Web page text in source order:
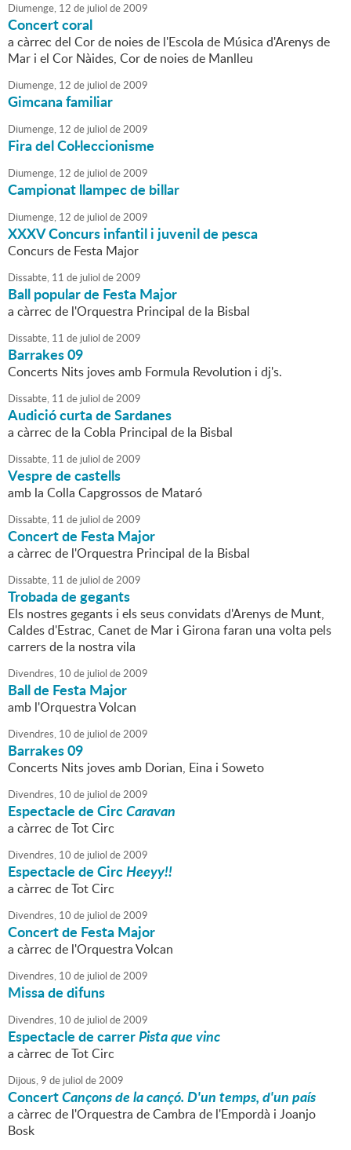
Diumenge, 12 de juliol de2009
Concert coral
a càrrec del Cor de noies de l'Escola de Música d'Arenys de
Mar i el Cor Nàides, Cor de noies de Manlleu
Diumenge, 12 de juliol de2009
Gimcana familiar
Diumenge, 12 de juliol de2009
Fira del Col·leccionisme
Diumenge, 12 de juliol de2009
Campionat llampec de billar
Diumenge, 12 de juliol de2009
XXXV Concurs infantil i juvenil de pesca
Concurs de Festa Major
Dissabte, 11 de juliol de2009
Ball popular de Festa Major
a càrrec de l'Orquestra Principal de la Bisbal
Dissabte, 11 de juliol de2009
Barrakes 09
Concerts Nits joves amb Formula Revolution i dj's.
Dissabte, 11 de juliol de2009
Audició curta de Sardanes
a càrrec de la Cobla Principal de la Bisbal
Dissabte, 11 de juliol de2009
Vespre de castells
amb la Colla Capgrossos de Mataró
Dissabte, 11 de juliol de2009
Concert de Festa Major
a càrrec de l'Orquestra Principal de la Bisbal
Dissabte, 11 de juliol de2009
Trobada de gegants
Els nostres gegants i els seus convidats d'Arenys de Munt,
Caldes d'Estrac, Canet de Mar i Girona faran una volta pels
carrers de la nostra vila
Divendres, 10 de juliol de2009
Ball de Festa Major
amb l'Orquestra Volcan
Divendres, 10 de juliol de2009
Barrakes 09
Concerts Nits joves amb Dorian, Eina i Soweto
Divendres, 10 de juliol de2009
Espectacle de CircCaravan
a càrrec de Tot Circ
Divendres, 10 de juliol de2009
Espectacle de CircHeeyy!!
a càrrec de Tot Circ
Divendres, 10 de juliol de2009
Concert de Festa Major
a càrrec de l'Orquestra Volcan
Divendres, 10 de juliol de2009
Missa de difuns
Divendres, 10 de juliol de2009
Espectacle de carrerPista que vinc
a càrrec de Tot Circ
Dijous,9 de juliol de2009
ConcertCançons de la cançó. D'un temps, d'un país
a càrrec de l'Orquestra de Cambra de l'Empordà i Joanjo
Bosk